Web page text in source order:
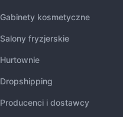
Gabinety kosmetyczne
Salony fryzjerskie
Hurtownie
Dropshipping
Producenci i dostawcy